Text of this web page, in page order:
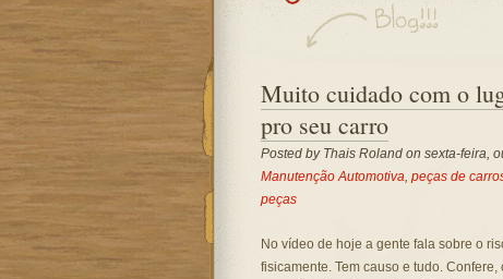
Muito cuidado com o
pro seu carro
Posted by Thais Rolandon sexta-feira,
Manutenção Automotiva, peças de
peças
No vídeo de hoje a gente fala sobre o
fisicamente. Tem causo e tudo.